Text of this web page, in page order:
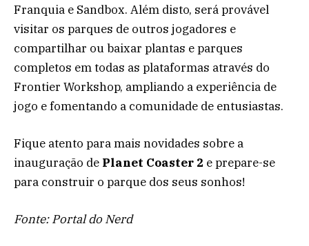
Franquia e Sandbox. Além disto, será provável
visitar os parques de outros jogadores e
compartilhar ou baixar plantas e parques
completos em todas as plataformas através do
Frontier Workshop, ampliando a experiência de
jogo e fomentando a comunidade de entusiastas.
Fique atento para mais novidades sobre a
inauguração de Planet Coaster 2 e prepare-se
para construir o parque dos seus sonhos!
Fonte: Portal do Nerd